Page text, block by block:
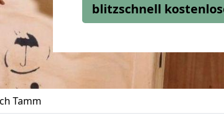
blitzschnell
Tamm